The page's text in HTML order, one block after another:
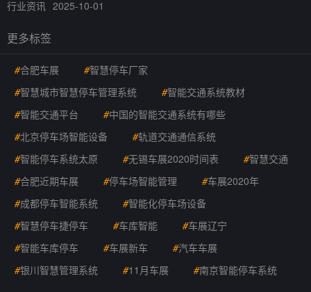
行业资讯 2025-10-01
更多标签
#合肥车展 #智慧停车厂家
#智慧城市智慧停车管理系统 #智能交通系统教材
#智能交通平台 #中国的智能交通系统有哪些
#北京停车场智能设备 #轨道交通通信系统
#智能停车系统太原 #无锡车展2020时间表 #智慧交通
#合肥近期车展 #停车场智能管理 #车展2020年
#成都停车智能系统 #智能化停车场设备
#智慧停车捷停车 #车库智能 #车展辽宁
#智能车库停车 #车展新车 #汽车车展
#银川智慧管理系统 #11月车展 #南京智能停车系统